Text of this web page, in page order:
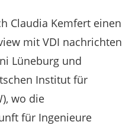
Claudia Kemfert einen
mit VDI nachrichten
Lüneburg und
Institut für
wo die
für Ingenieure